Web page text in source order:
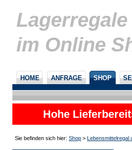
im Online
HOME ANFRAGE SHOP
Hohe
Sie befinden sich hier: Shop >